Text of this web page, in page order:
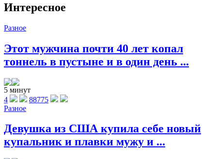
Интересное
Разное
Этот мужчина почти 40 лет копал
тоннель в пустыне и в один день ...
5 минут
4
88775
Разное
Девушка из США купила себе новый
купальник и плавки мужу и ...